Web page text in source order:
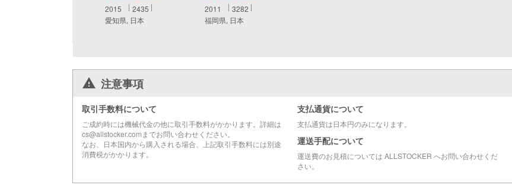
2015
2435
愛知県, 日本
2011
3282
福岡県, 日本
注意事項
取引手数料について
ご成約時には機械代金の他に取引手数料がかかります。詳細は
cs@allstocker.comまでお問い合わせください。
なお、日本国内から購入される場合、上記取引手数料には別途
消費税がかかります。
支払通貨について
支払通貨は日本円のみになります。
運送手配について
運送費のお見積については ALLSTOCKER へお問い合わせくだ
さい。